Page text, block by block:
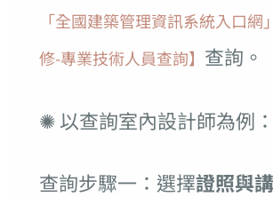
「全國建築管理資訊系統入口網
修-專業技術人員查詢】 查詢。
✺ 以查詢室內設計師為例：
查詢步驟一：選擇證照與